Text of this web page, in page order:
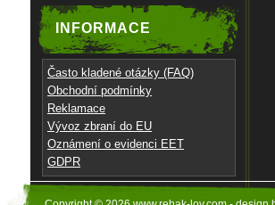
INFORMACE
Často kladené otázky (FAQ)
Obchodní podmínky
Reklamace
Vývoz zbraní do EU
Oznámení o evidenci EET
GDPR